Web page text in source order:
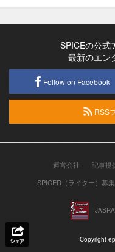
SPICEの公式
最新のエン
Follow on Facebook
RSS
運営会社 記事提
SPICER（ライター）募集
Copyright